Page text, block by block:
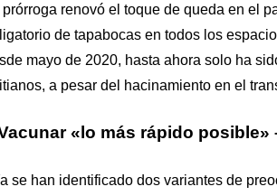
prórroga renovó el toque de queda en el
de tapabocas en todos los
mayo de 2020, hasta ahora solo ha
a pesar del hacinamiento en el
«lo más rápido posible»
se han identificado dos variantes de